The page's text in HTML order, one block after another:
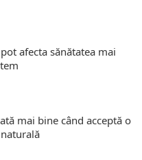
afecta sănătatea mai
mai bine când acceptă o